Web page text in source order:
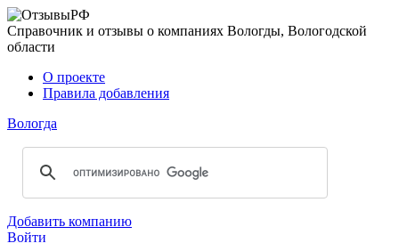
Справочник и отзывы о компаниях Вологды, Вологодской
области
О проекте
Правила добавления
Вологда
Добавить компанию
Войти